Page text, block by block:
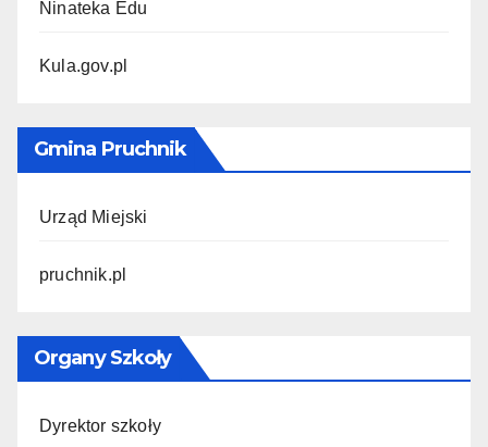
Ninateka Edu
Kula.gov.pl
Gmina Pruchnik
Urząd Miejski
pruchnik.pl
Organy Szkoły
Dyrektor szkoły